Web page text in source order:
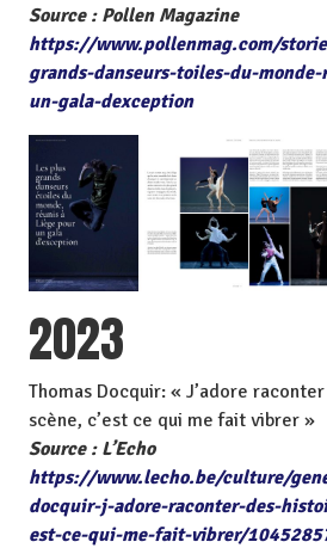
Source : Pollen Magazine
https://www.pollenmag.com/
grands-danseurs-toiles-du-
un-gala-dexception
2023
Thomas Docquir: « J’adore
scène, c’est ce qui me fait vibrer »
Source : L’Echo
https://www.lecho.be/culture/
docquir-j-adore-raconter-des-
est-ce-qui-me-fait-vibrer/